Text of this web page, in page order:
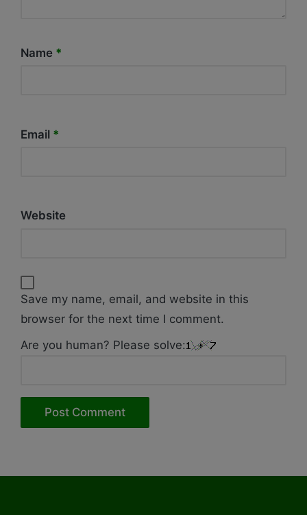
Name *
Email *
Website
Save my name, email, and website in this
browser for the next time I comment.
Are you human? Please solve: